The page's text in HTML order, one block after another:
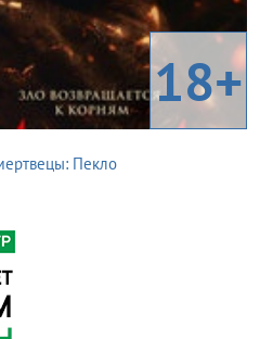
18+
Пекло